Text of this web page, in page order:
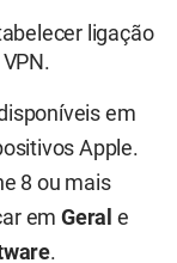
ligação
em
Apple.
8 ou mais
emGeral e
.